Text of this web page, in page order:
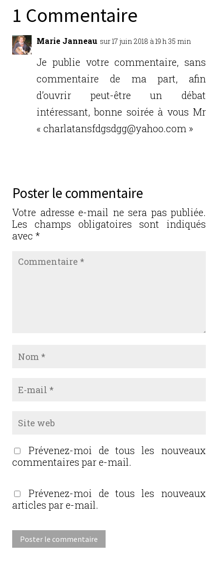
b
o
o
k
r dI
n
er
1 Commentaire
Marie Janneau sur 17 juin 2018 à 19 h 35 min
Je publie votre commentaire, sans
commentaire de ma part, afin
d’ouvrir peut-être un débat
intéressant, bonne soirée à vous Mr
« charlatansfdgsdgg@yahoo.com »
Poster le commentaire
Votre adresse e-mail ne sera pas publiée.
Les champs obligatoires sont indiqués
avec *
Prévenez-moi de tous les nouveaux
commentaires par e-mail.
Prévenez-moi de tous les nouveaux
articles par e-mail.